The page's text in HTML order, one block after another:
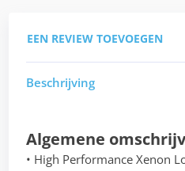
EEN REVIEW TOEVOEGEN
Beschrijving
Algemene
• High Performance Xenon